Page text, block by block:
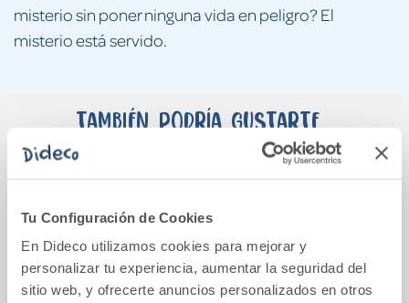
Tu Configuración de Cookies
En Dideco utilizamos cookies para mejorar y
personalizar tu experiencia, aumentar la seguridad del
sitio web, y ofrecerte anuncios personalizados en otros
misterio sin poner ninguna vida en peligro? El
misterio está servido.
También podría gustarte...